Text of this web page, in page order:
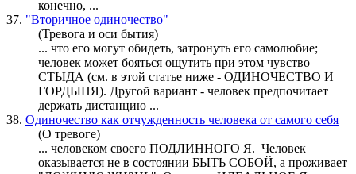
конечно, ...
37. "Вторичное одиночество"
(Тревога и оси бытия)
... что его могут обидеть, затронуть его самолюбие;
человек может бояться ощутить при этом чувство
СТЫДА (см. в этой статье ниже - ОДИНОЧЕСТВО И
ГОРДЫНЯ). Другой вариант - человек предпочитает
держать дистанцию ...
38. Одиночество как отчужденность человека от самого себя
(О тревоге)
... человеком своего ПОДЛИННОГО Я. Человек
оказывается не в состоянии БЫТЬ СОБОЙ, а проживает